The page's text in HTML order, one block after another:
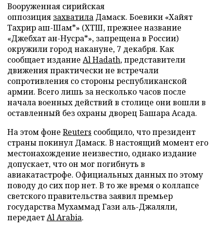
Вооруженная сирийская
оппозиция захватила Дамаск. Боевики «Хайят
Тахрир аш-Шам*» (ХТШ, прежнее название
«Джебхат ан-Нусра*», запрещена в России)
окружили город накануне, 7 декабря. Как
сообщает издание Al Hadath, представители
движения практически не встречали
сопротивления со стороны республиканской
армии. Всего лишь за несколько часов после
начала военных действий в столице они вошли в
оставленный без охраны дворец Башара Асада.
На этом фоне Reuters сообщило, что президент
страны покинул Дамаск. В настоящий момент его
местонахождение неизвестно, однако издание
допускает, что он мог погибнуть в
авиакатастрофе. Официальных данных по этому
поводу до сих пор нет. В то же время о коллапсе
светского правительства заявил премьер
государства Мухаммад Гази аль-Джаляли,
передаетAl Arabia.